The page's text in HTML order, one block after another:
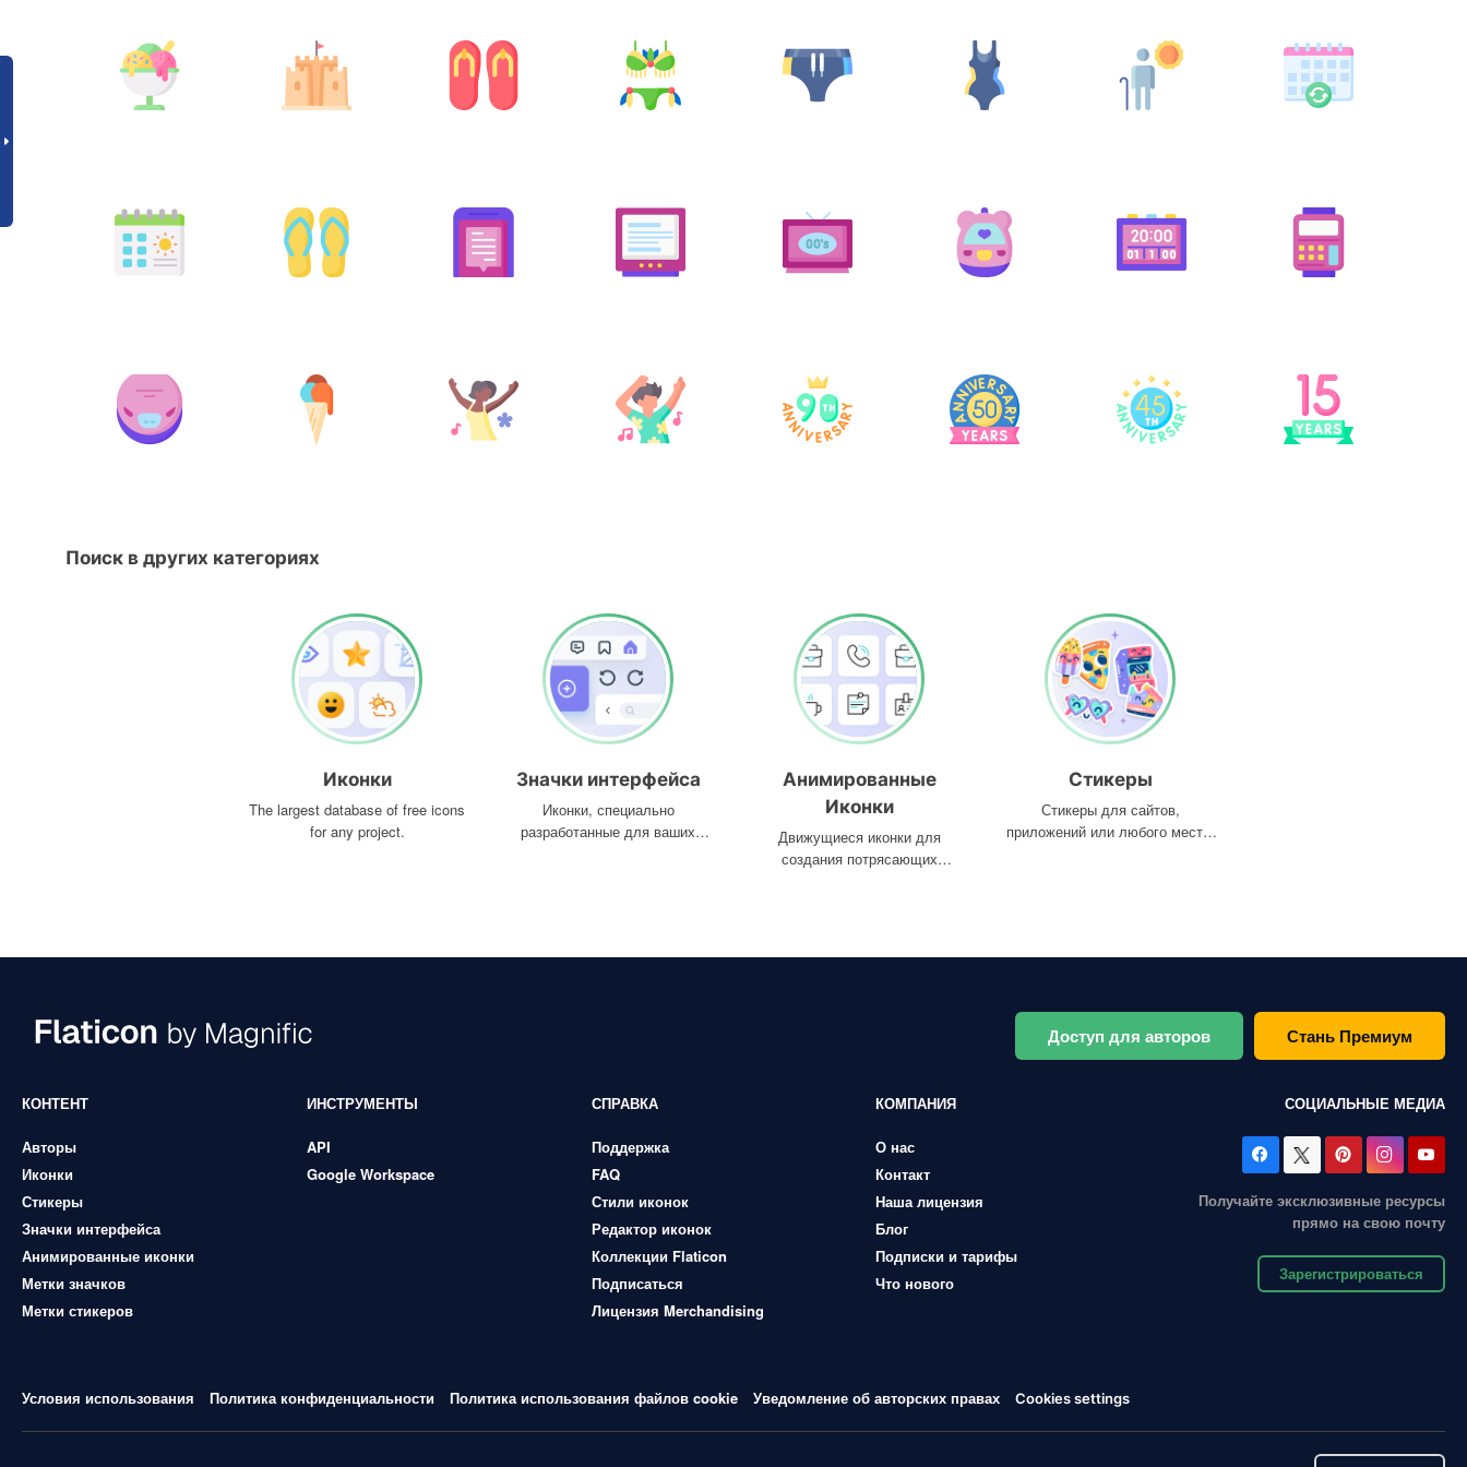
Поиск в других категориях
Иконки
The largest database of free icons
for any project.
Значки интерфейса
Иконки, специально
разработанные для ваших
Анимированные
Иконки
Движущиеся иконки для
создания потрясающих
Стикеры
Стикеры для сайтов,
приложений или любого места,
Доступ для авторов Стань Премиум
КОНТЕНТ
Авторы
Иконки
Стикеры
Значки интерфейса
Анимированные иконки
Метки значков
Метки стикеров
ИНСТРУМЕНТЫ
API
Google Workspace
СПРАВКА
Поддержка
FAQ
Стили иконок
Редактор иконок
Коллекции Flaticon
Подписаться
Лицензия Merchandising
КОМПАНИЯ
О нас
Контакт
Наша лицензия
Блог
Подписки и тарифы
Что нового
СОЦИАЛЬНЫЕ МЕДИА
Получайте эксклюзивные ресурсы
прямо на свою почту
Зарегистрироваться
Условия использования Политика конфиденциальности Политика использования файлов cookie Уведомление об авторских правах Cookies settings